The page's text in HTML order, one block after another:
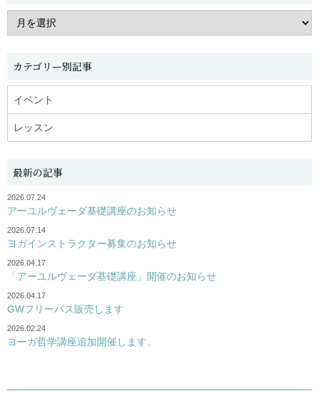
カテゴリー別記事
イベント
レッスン
最新の記事
アーユルヴェーダ基礎講座のお知らせ
2026.07.24
ヨガインストラクター募集のお知らせ
2026.07.14
「アーユルヴェーダ基礎講座」開催のお知らせ
2026.04.17
GWフリーパス販売します
2026.04.17
ヨーガ哲学講座追加開催します。
2026.02.24